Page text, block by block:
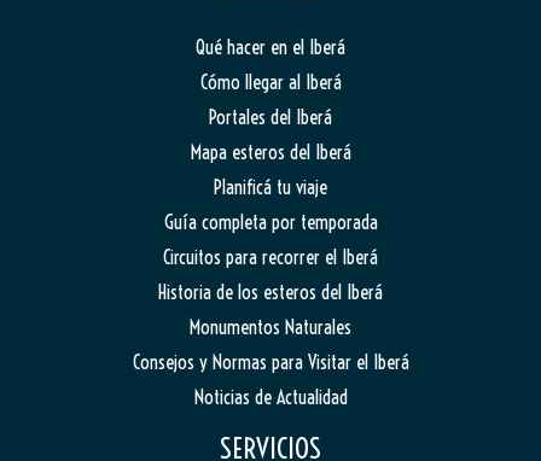
Qué hacer en el Iberá
Cómo llegar al Iberá
Portales del Iberá
Mapa esteros del Iberá
Planificá tu viaje
Guía completa por temporada
Circuitos para recorrer el Iberá
Historia de los esteros del Iberá
Monumentos Naturales
Consejos y Normas para Visitar el Iberá
Noticias de Actualidad
SERVICIOS